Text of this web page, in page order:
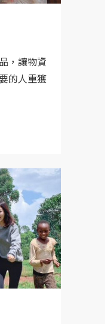
，勿將您的愛車
停靠至南勢四
物資?
資包裹寄達，您
遞公司）或郵
上假如您沒收
嗎?
資源有限，所以
您見諒。
息，請問這些
，讓物資
的人重獲